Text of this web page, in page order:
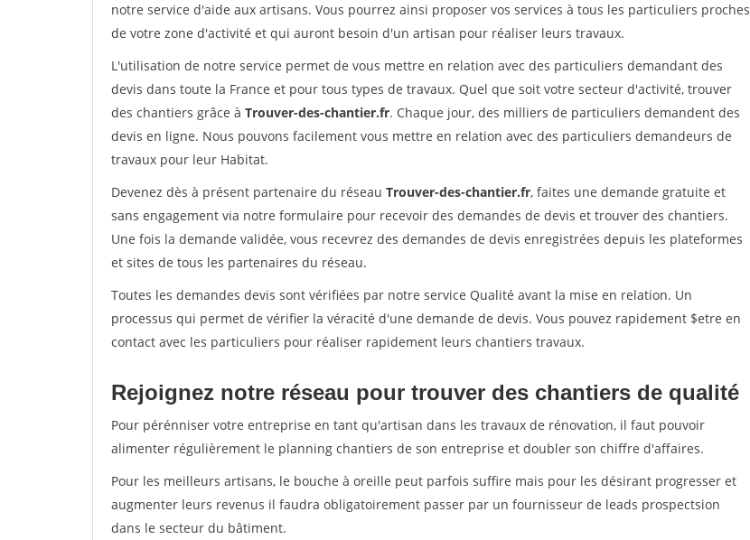
notre service d'aide aux artisans. Vous pourrez ainsi proposer vos services à tous les particuliers proches
de votre zone d'activité et qui auront besoin d'un artisan pour réaliser leurs travaux.
L'utilisation de notre service permet de vous mettre en relation avec des particuliers demandant des
devis dans toute la France et pour tous types de travaux. Quel que soit votre secteur d'activité, trouver
des chantiers grâce à Trouver-des-chantier.fr. Chaque jour, des milliers de particuliers demandent des
devis en ligne. Nous pouvons facilement vous mettre en relation avec des particuliers demandeurs de
travaux pour leur Habitat.
Devenez dès à présent partenaire du réseau Trouver-des-chantier.fr, faites une demande gratuite et
sans engagement via notre formulaire pour recevoir des demandes de devis et trouver des chantiers.
Une fois la demande validée, vous recevrez des demandes de devis enregistrées depuis les plateformes
et sites de tous les partenaires du réseau.
Toutes les demandes devis sont vérifiées par notre service Qualité avant la mise en relation. Un
processus qui permet de vérifier la véracité d'une demande de devis. Vous pouvez rapidement $etre en
contact avec les particuliers pour réaliser rapidement leurs chantiers travaux.
Rejoignez notre réseau pour trouver des chantiers de qualité
Pour pérénniser votre entreprise en tant qu'artisan dans les travaux de rénovation, il faut pouvoir
alimenter régulièrement le planning chantiers de son entreprise et doubler son chiffre d'affaires.
Pour les meilleurs artisans, le bouche à oreille peut parfois suffire mais pour les désirant progresser et
augmenter leurs revenus il faudra obligatoirement passer par un fournisseur de leads prospectsion
dans le secteur du bâtiment.